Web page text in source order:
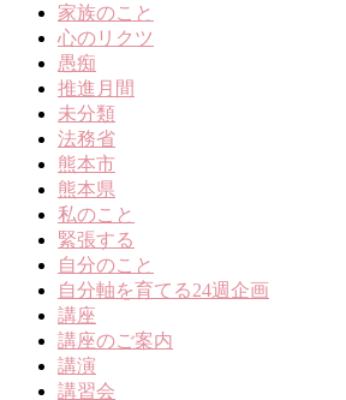
家族のこと
心のリクツ
愚痴
推進月間
未分類
法務省
熊本市
熊本県
私のこと
緊張する
自分のこと
自分軸を育てる24週企画
講座
講座のご案内
講演
講習会